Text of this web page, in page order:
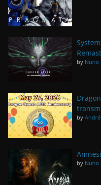
by Nuno
by André
by Nuno